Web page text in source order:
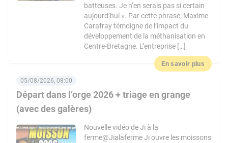
batteuses. Je n’en serais pas si certain
aujourd’hui ». Par cette phrase, Maxime
Carafray témoigne de l’impact du
développement de la méthanisation en
Centre-Bretagne. L’entreprise […]
En savoir plus
Départ dans l’orge 2026 + triage en grange
(avec des galères)
05/08/2026, 08:00
Nouvelle vidéo de Ji à la
ferme@Jialaferme Ji ouvre les moissons